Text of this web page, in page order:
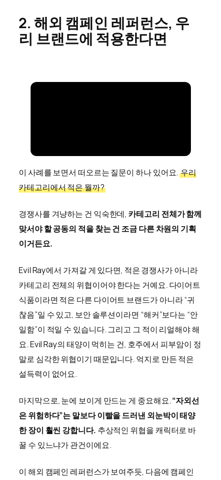
2. 해외 캠페인 레퍼런스, 우
리 브랜드에 적용한다면
이 사례를 보면서 떠오르는 질문이 하나 있어요.우리
카테고리에서 적은 뭘까?
경쟁사를 겨냥하는 건 익숙한데, 카테고리 전체가 함께
맞서야 할 공동의 적을 찾는 건 조금 다른 차원의 기획
이거든요.
Evil Ray에서 가져갈 게 있다면, 적은 경쟁사가 아니라
카테고리 전체의 위협이어야 한다는 거예요. 다이어트
식품이라면 적은 다른 다이어트 브랜드가 아니라 “귀
찮음”일 수 있고, 보안 솔루션이라면 “해커”보다는 “안
일함”이 적일 수 있습니다. 그리고 그 적이 리얼해야 해
요. Evil Ray의 태양이 먹히는 건, 호주에서 피부암이 정
말로 심각한 위협이기 때문입니다. 억지로 만든 적은
설득력이 없어요.
마지막으로, 눈에 보이게 만드는 게 중요해요.“자외선
은 위험하다”는 말보다 이빨을 드러낸 외눈박이 태양
한 장이 훨씬 강합니다. 추상적인 위협을 캐릭터로 바
꿀 수 있느냐가 관건이에요.
이 해외 캠페인 레퍼런스가 보여주듯, 다음에 캠페인